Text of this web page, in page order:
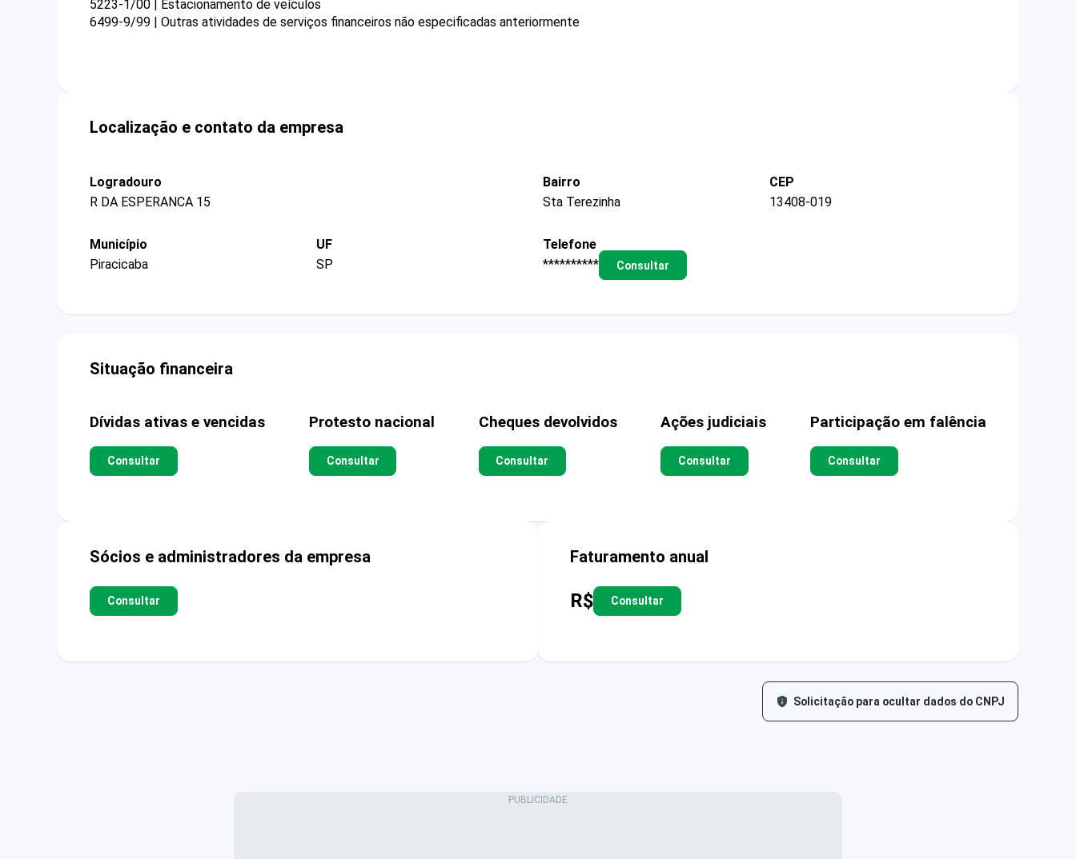
5223-1/00 | Estacionamento de veículos
6499-9/99 | Outras atividades de serviços financeiros não especificadas anteriormente
Localização e contato da empresa
Logradouro
R DA ESPERANCA 15
Bairro
Sta Terezinha
CEP
13408-019
Município
Piracicaba
UF
SP
Telefone
**********
Consultar
Situação financeira
Dívidas ativas e vencidas
Consultar
Protesto nacional
Consultar
Cheques devolvidos
Consultar
Ações judiciais
Consultar
Participação em falência
Consultar
Sócios e administradores da empresa
Consultar
Faturamento anual
R$ Consultar
Solicitação para ocultar dados do CNPJ